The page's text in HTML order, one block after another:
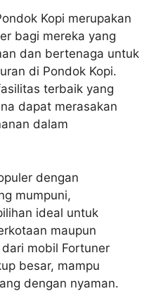
Kopi merupakan
bagi mereka yang
dan bertenaga untuk
di Pondok Kopi.
terbaik yang
dapat merasakan
dalam
dengan
mumpuni,
ideal untuk
maupun
mobil Fortuner
besar, mampu
dengan nyaman.